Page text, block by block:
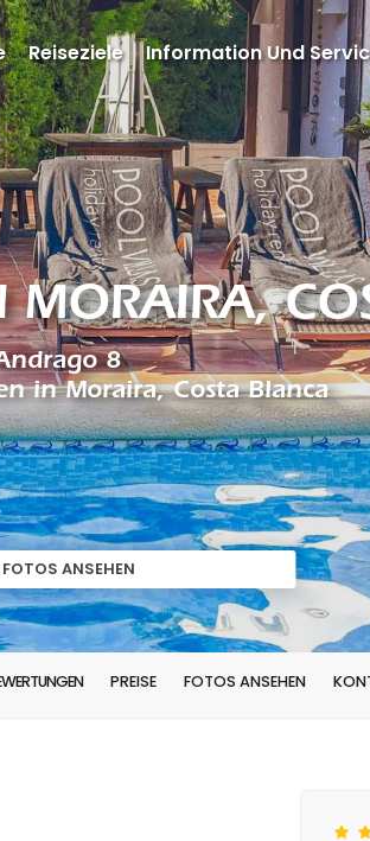
8
in Moraira, Costa Blanca
FOTOS ANSEHEN
PREISE FOTOS ANSEHEN
Reiseziele Information Und